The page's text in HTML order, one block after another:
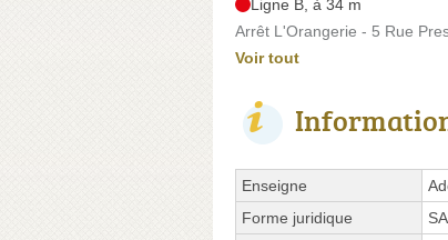
Ligne B, à 34 m
Arrêt L'Orangerie - 5 Rue
Voir tout
Enseigne
Forme juridique